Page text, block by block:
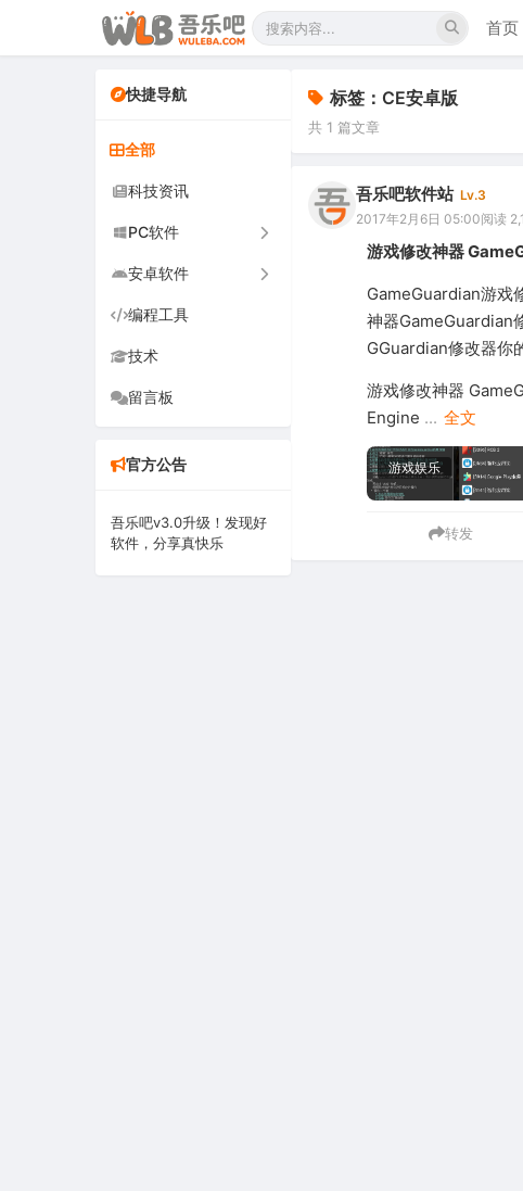
首页
快捷导航
全部
科技资讯
PC软件
办公软件
网络软件
音频视频
系统下载
安卓软件
手机软件
车机软件
编程工具
技术
留言板
官方公告
吾乐吧v3.0升级！发现好
软件，分享真快乐
标签：CE安卓版
共 1 篇文章
吾乐吧软件站 Lv.3
2017年2月6日 05:00阅读
游戏修改神器
GameGuardian游戏
神器GameGuardian
GGuardian修改器你
游戏修改神器
Engine ... 全文
游戏娱乐
转发